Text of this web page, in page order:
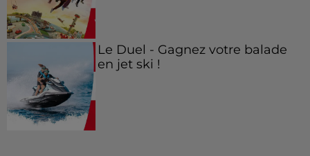
Le Duel - Gagnez votre balade
en jet ski !